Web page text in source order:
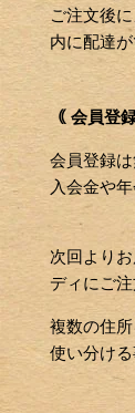
ご注文後
内に配達
｟ 会員登
会員登録は
入会金や
次回より
ディにご注
複数の住所
使い分ける